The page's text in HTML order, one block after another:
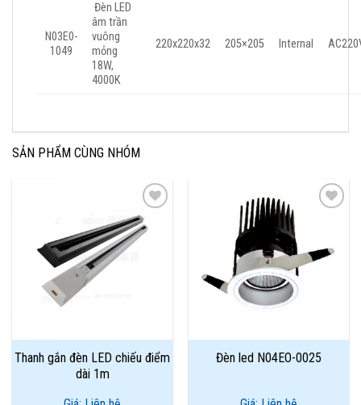
N03E0-
1049
Đèn LED
âm trần
vuông
mỏng
18W,
4000K
220x220x32 205×205 Internal
SẢN PHẨM CÙNG NHÓM
Thanh gắn đèn LED chiếu điểm
dài 1m
Add to
Wishlist
Đèn led N04EO-0025